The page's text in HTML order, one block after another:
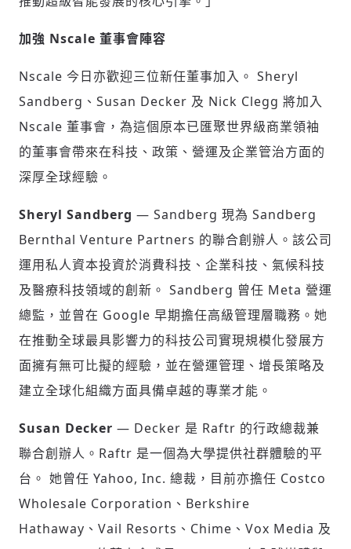
加強 Nscale 董事會陣容
Nscale 今日亦歡迎三位新任董事加入。 Sheryl
Sandberg、Susan Decker 及 Nick Clegg 將加入
Nscale 董事會，為這個原本已匯聚世界級商業領袖
的董事會帶來在科技、政策、營運及企業管治方面的
深厚全球經驗。
Sheryl Sandberg — Sandberg 現為 Sandberg
Bernthal Venture Partners 的聯合創辦人。該公司
運用私人資本投資於消費科技、企業科技、氣候科技
及醫療科技領域的創新。 Sandberg 曾任 Meta 營運
總監，並曾在 Google 早期擔任高級管理層職務。她
在推動全球最具影響力的科技公司實現規模化發展方
面擁有無可比擬的經驗，並在營運管理、增長策略及
建立全球化組織方面具備卓越的專業才能。
Susan Decker — Decker 是 Raftr 的行政總裁兼
聯合創辦人。Raftr 是一個為大學提供社群體驗的平
台。 她曾任 Yahoo, Inc. 總裁，目前亦擔任 Costco
Wholesale Corporation、Berkshire
Hathaway、Vail Resorts、Chime、Vox Media 及